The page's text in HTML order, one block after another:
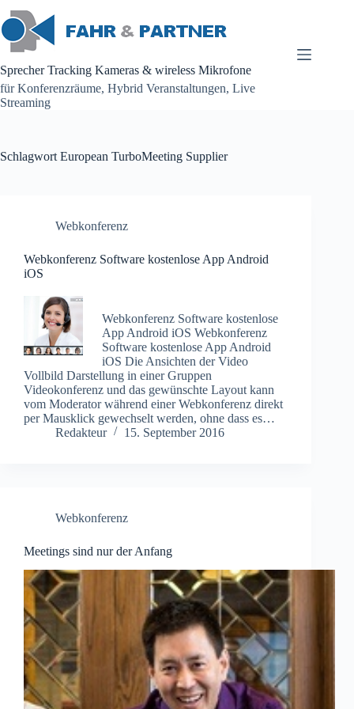
Inhalt
springen
Sprecher Tracking Kameras & wireless Mikrofone
für Konferenzräume, Hybrid Veranstaltungen, Live
Streaming
Schlagwort European TurboMeeting Supplier
Webkonferenz
Webkonferenz Software kostenlose App Android
iOS
Webkonferenz Software kostenlose
App Android iOS Webkonferenz
Software kostenlose App Android
iOS Die Ansichten der Video
Vollbild Darstellung in einer Gruppen
Videokonferenz und das gewünschte Layout kann
vom Moderator während einer Webkonferenz direkt
per Mausklick gewechselt werden, ohne dass es…
Redakteur
15. September 2016
Webkonferenz
Meetings sind nur der Anfang